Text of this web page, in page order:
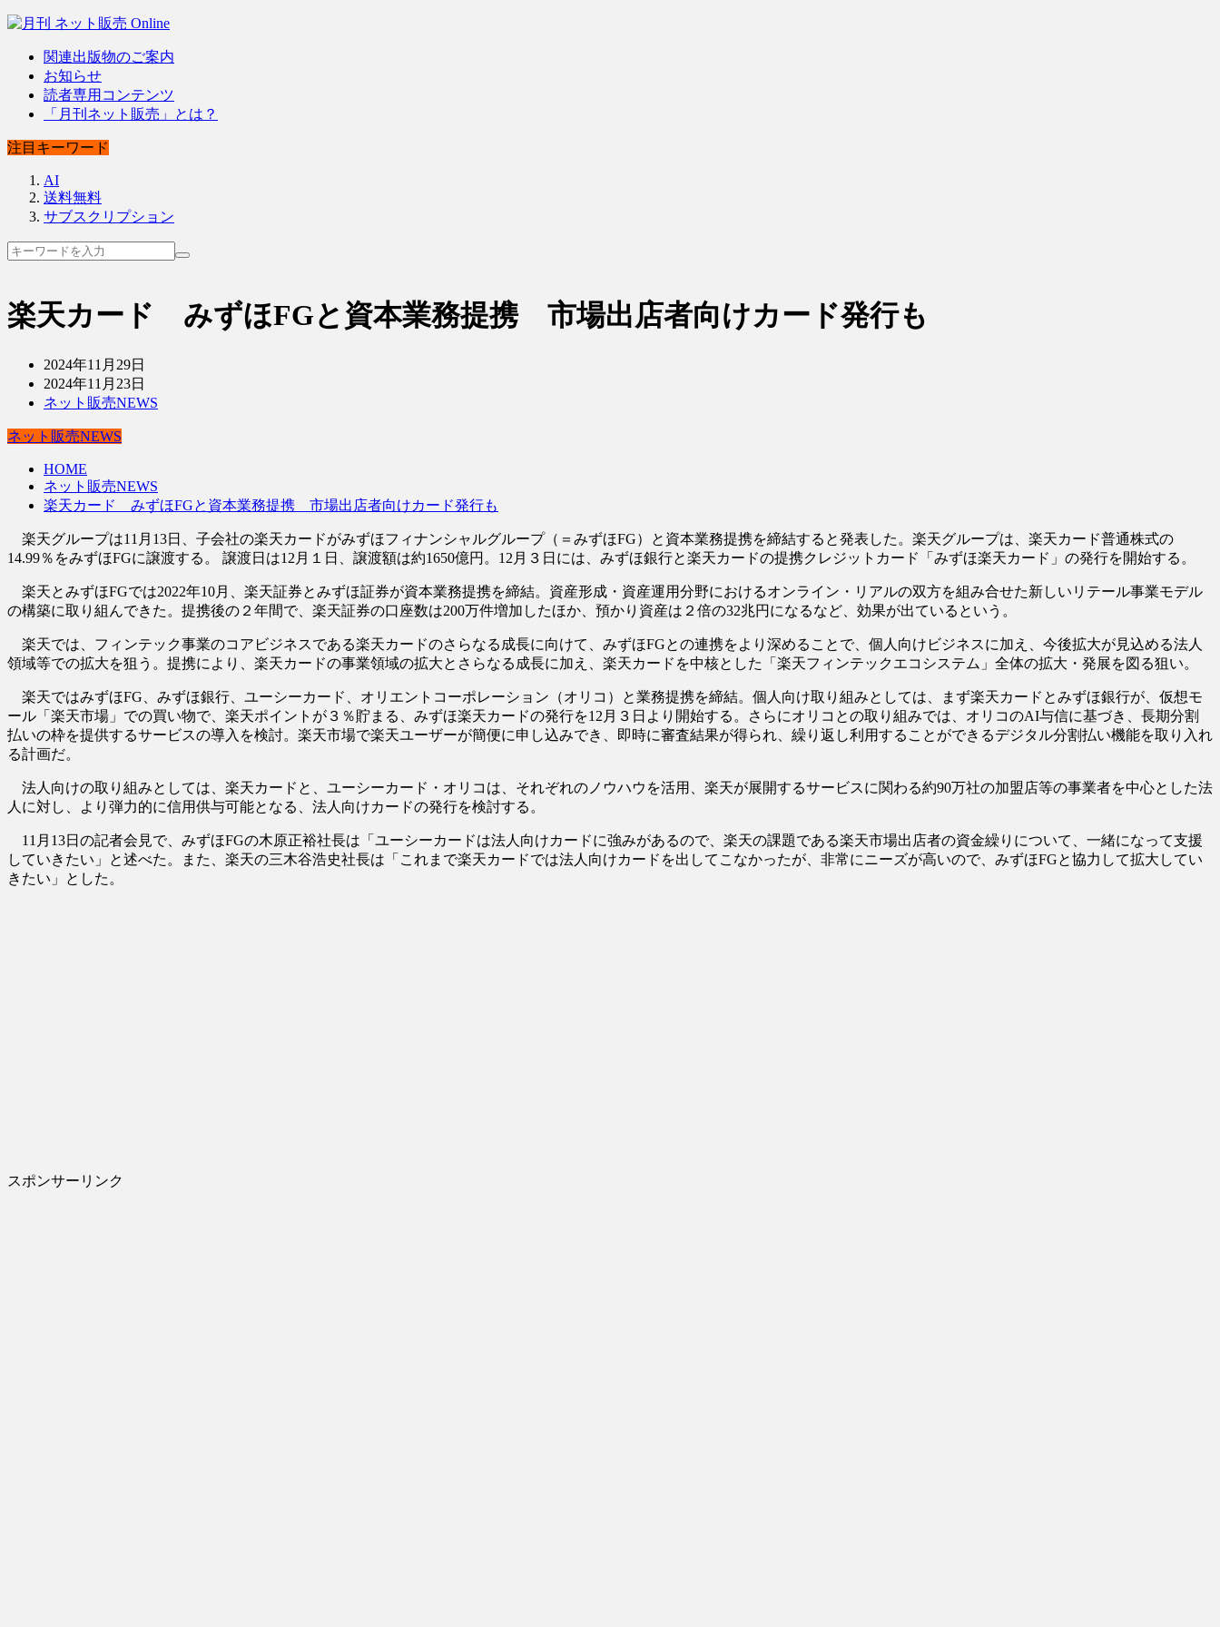
関連出版物のご案内
お知らせ
読者専用コンテンツ
「月刊ネット販売」とは？
注目キーワード
AI
送料無料
サブスクリプション
楽天カード みずほFGと資本業務提携 市場出店者向けカード発行も
2024年11月29日
2024年11月23日
ネット販売NEWS
ネット販売NEWS
HOME
ネット販売NEWS
楽天カード みずほFGと資本業務提携 市場出店者向けカード発行も
楽天グループは11月13日、子会社の楽天カードがみずほフィナンシャルグループ（＝みずほFG）と資本業務提携を締結すると発表した。楽天グループは、楽天カード普通株式の
14.99％をみずほFGに譲渡する。 譲渡日は12月１日、譲渡額は約1650億円。12月３日には、みずほ銀行と楽天カードの提携クレジットカード「みずほ楽天カード」の発行を開始する。
楽天とみずほFGでは2022年10月、楽天証券とみずほ証券が資本業務提携を締結。資産形成・資産運用分野におけるオンライン・リアルの双方を組み合せた新しいリテール事業モデル
の構築に取り組んできた。提携後の２年間で、楽天証券の口座数は200万件増加したほか、預かり資産は２倍の32兆円になるなど、効果が出ているという。
楽天では、フィンテック事業のコアビジネスである楽天カードのさらなる成長に向けて、みずほFGとの連携をより深めることで、個人向けビジネスに加え、今後拡大が見込める法人
領域等での拡大を狙う。提携により、楽天カードの事業領域の拡大とさらなる成長に加え、楽天カードを中核とした「楽天フィンテックエコシステム」全体の拡大・発展を図る狙い。
楽天ではみずほFG、みずほ銀行、ユーシーカード、オリエントコーポレーション（オリコ）と業務提携を締結。個人向け取り組みとしては、まず楽天カードとみずほ銀行が、仮想モ
ール「楽天市場」での買い物で、楽天ポイントが３％貯まる、みずほ楽天カードの発行を12月３日より開始する。さらにオリコとの取り組みでは、オリコのAI与信に基づき、長期分割
払いの枠を提供するサービスの導入を検討。楽天市場で楽天ユーザーが簡便に申し込みでき、即時に審査結果が得られ、繰り返し利用することができるデジタル分割払い機能を取り入れ
る計画だ。
法人向けの取り組みとしては、楽天カードと、ユーシーカード・オリコは、それぞれのノウハウを活用、楽天が展開するサービスに関わる約90万社の加盟店等の事業者を中心とした法
人に対し、より弾力的に信用供与可能となる、法人向けカードの発行を検討する。
11月13日の記者会見で、みずほFGの木原正裕社長は「ユーシーカードは法人向けカードに強みがあるので、楽天の課題である楽天市場出店者の資金繰りについて、一緒になって支援
していきたい」と述べた。また、楽天の三木谷浩史社長は「これまで楽天カードでは法人向けカードを出してこなかったが、非常にニーズが高いので、みずほFGと協力して拡大してい
きたい」とした。
スポンサーリンク